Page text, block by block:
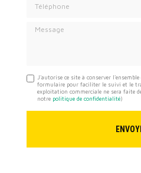
Message
J'autorise ce site à conserver
formulaire pour faciliter le suivi et le
exploitation commerciale ne sera faite
notre politique de confidentialité)